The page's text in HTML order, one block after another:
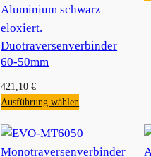
Duotraversenverbinder
60-50mm
421,10€
Ausführung wählen